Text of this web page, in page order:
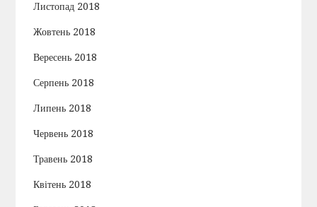
Листопад 2018
Жовтень 2018
Вересень 2018
Серпень 2018
Липень 2018
Червень 2018
Травень 2018
Квітень 2018